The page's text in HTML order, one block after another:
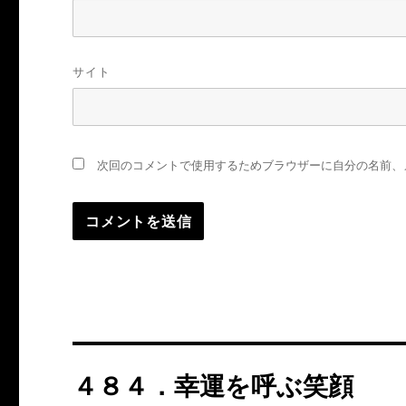
サイト
次回のコメントで使用するためブラウザーに自分の名前
４８４．幸運を呼ぶ笑顔